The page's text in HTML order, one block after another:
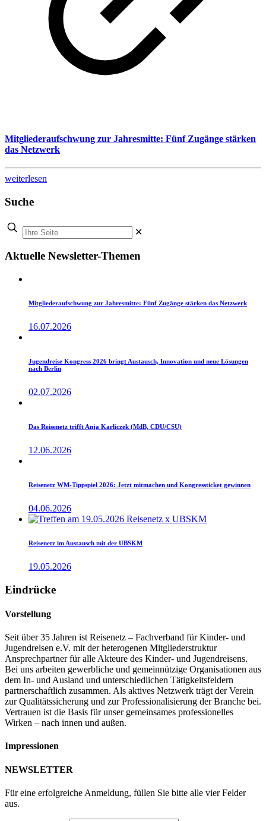
Mitgliederaufschwung zur Jahresmitte: Fünf Zugänge stärken
das Netzwerk
weiterlesen
Suche
✕
Aktuelle Newsletter-Themen
Mitgliederaufschwung zur Jahresmitte: Fünf Zugänge stärken das Netzwerk
16.07.2026
Jugendreise Kongress 2026 bringt Austausch, Innovation und neue Lösungen
nach Berlin
02.07.2026
Das Reisenetz trifft Anja Karliczek (MdB, CDU/CSU)
12.06.2026
Reisenetz WM-Tippspiel 2026: Jetzt mitmachen und Kongressticket gewinnen
04.06.2026
Reisenetz im Austausch mit der UBSKM
19.05.2026
Eindrücke
Vorstellung
Seit über 35 Jahren ist Reisenetz – Fachverband für Kinder- und
Jugendreisen e.V. mit der heterogenen Mitgliederstruktur
Ansprechpartner für alle Akteure des Kinder- und Jugendreisens.
Bei uns arbeiten gewerbliche und gemeinnützige Organisationen aus
dem In- und Ausland und unterschiedlichen Tätigkeitsfeldern
partnerschaftlich zusammen. Als aktives Netzwerk trägt der Verein
zur Qualitätssicherung und zur Professionalisierung der Branche bei.
Vertrauen ist die Basis für unser gemeinsames professionelles
Wirken – nach innen und außen.
Impressionen
NEWSLETTER
Für eine erfolgreiche Anmeldung, füllen Sie bitte alle vier Felder
aus.